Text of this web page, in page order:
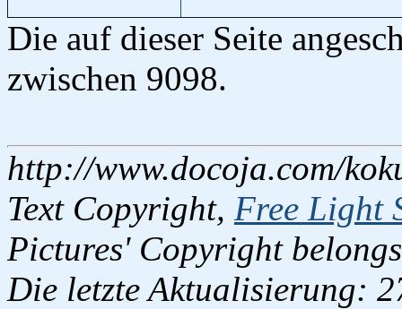
Die auf dieser Seite
zwischen 9098.
http://www.docoja.com/
Text Copyright, Free Light
Pictures' Copyright
Die letzte Aktualisierung: